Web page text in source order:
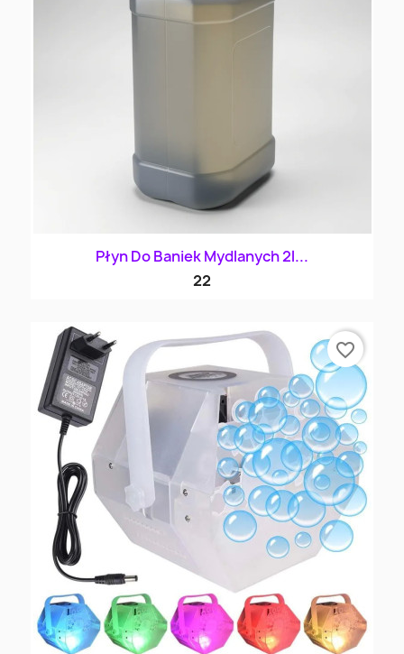
Płyn Do Baniek Mydlanych 2l...
22
favorite_border